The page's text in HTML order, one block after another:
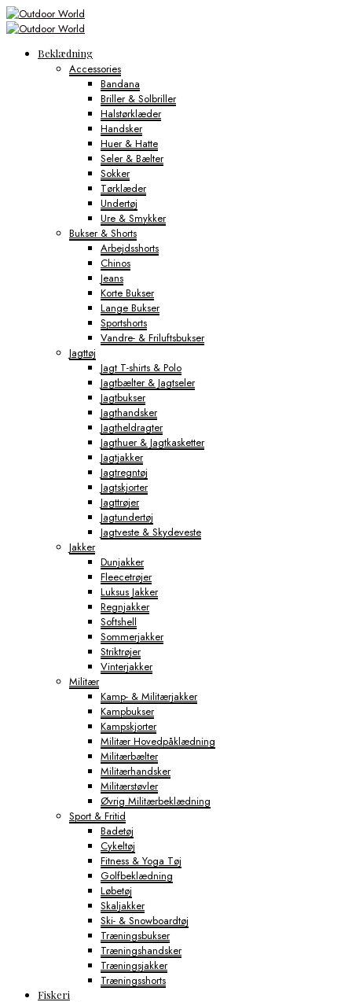
Beklædning
Accessories
Bandana
Briller & Solbriller
Halstørklæder
Handsker
Huer & Hatte
Seler & Bælter
Sokker
Tørklæder
Undertøj
Ure & Smykker
Bukser & Shorts
Arbejdsshorts
Chinos
Jeans
Korte Bukser
Lange Bukser
Sportshorts
Vandre- & Friluftsbukser
Jagttøj
Jagt T-shirts & Polo
Jagtbælter & Jagtseler
Jagtbukser
Jagthandsker
Jagtheldragter
Jagthuer & Jagtkasketter
Jagtjakker
Jagtregntøj
Jagtskjorter
Jagttrøjer
Jagtundertøj
Jagtveste & Skydeveste
Jakker
Dunjakker
Fleecetrøjer
Luksus Jakker
Regnjakker
Softshell
Sommerjakker
Striktrøjer
Vinterjakker
Militær
Kamp- & Militærjakker
Kampbukser
Kampskjorter
Militær Hovedpåklædning
Militærbælter
Militærhandsker
Militærstøvler
Øvrig Militærbeklædning
Sport & Fritid
Badetøj
Cykeltøj
Fitness & Yoga Tøj
Golfbeklædning
Løbetøj
Skaljakker
Ski- & Snowboardtøj
Træningsbukser
Træningshandsker
Træningsjakker
Træningsshorts
Fiskeri